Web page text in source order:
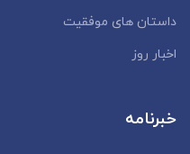
داستان‌ های موفقیت
اخبار روز
خبرنامه